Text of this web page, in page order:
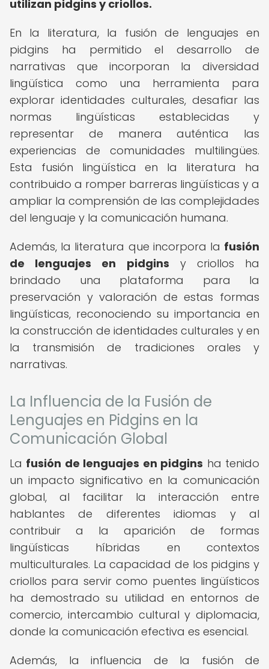
utilizan pidgins y criollos.
En la literatura, la fusión de lenguajes en
pidgins ha permitido el desarrollo de
narrativas que incorporan la diversidad
lingüística como una herramienta para
explorar identidades culturales, desafiar las
normas lingüísticas establecidas y
representar de manera auténtica las
experiencias de comunidades multilingües.
Esta fusión lingüística en la literatura ha
contribuido a romper barreras lingüísticas y a
ampliar la comprensión de las complejidades
del lenguaje y la comunicación humana.
Además, la literatura que incorpora la fusión
de lenguajes en pidgins y criollos ha
brindado una plataforma para la
preservación y valoración de estas formas
lingüísticas, reconociendo su importancia en
la construcción de identidades culturales y en
la transmisión de tradiciones orales y
narrativas.
La Influencia de la Fusión de
Lenguajes en Pidgins en la
Comunicación Global
La fusión de lenguajes en pidgins ha tenido
un impacto significativo en la comunicación
global, al facilitar la interacción entre
hablantes de diferentes idiomas y al
contribuir a la aparición de formas
lingüísticas híbridas en contextos
multiculturales. La capacidad de los pidgins y
criollos para servir como puentes lingüísticos
ha demostrado su utilidad en entornos de
comercio, intercambio cultural y diplomacia,
donde la comunicación efectiva es esencial.
Además, la influencia de la fusión de